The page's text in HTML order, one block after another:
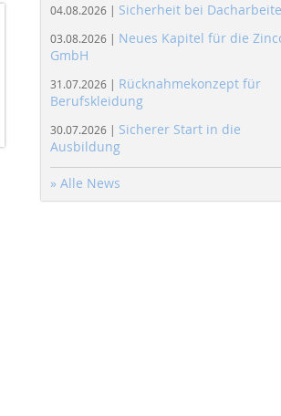
04.08.2026 | Sicherheit bei
03.08.2026 | Neues Kapitel für die
GmbH
31.07.2026 | Rücknahmekonzept für
Berufskleidung
30.07.2026 | Sicherer Start in die
Ausbildung
» Alle News